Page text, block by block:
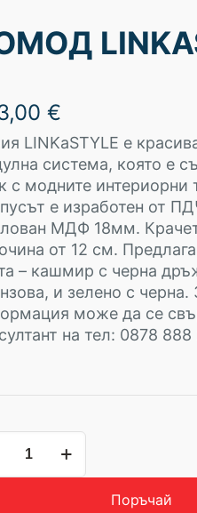
€
LINKaSTYLE е
система, която е
с модните интериорни
е изработен от
МДФ 18мм.
от 12 см.
– кашмир с черна
и зелено с черна.
може да се
на тел: 0878 888
Поръчай